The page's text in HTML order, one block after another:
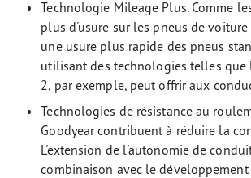
Technologie Mileage Plus. Comme
plus d'usure sur les pneus de
une usure plus rapide des pneus
utilisant des technologies telles que
2, par exemple, peut offrir aux
Technologies de résistance au
Goodyear contribuent à réduire la
L'extension de l'autonomie de
combinaison avec le